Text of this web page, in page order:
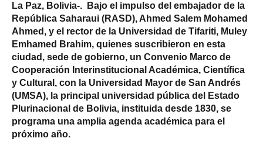
La Paz, Bolivia-. Bajo el impulso del embajador de la
República Saharaui (RASD), Ahmed Salem Mohamed
Ahmed, y el rector de la Universidad de Tifariti, Muley
Emhamed Brahim, quienes suscribieron en esta
ciudad, sede de gobierno, un Convenio Marco de
Cooperación Interinstitucional Académica, Científica
y Cultural, con la Universidad Mayor de San Andrés
(UMSA), la principal universidad pública del Estado
Plurinacional de Bolivia, instituida desde 1830, se
programa una amplia agenda académica para el
próximo año.